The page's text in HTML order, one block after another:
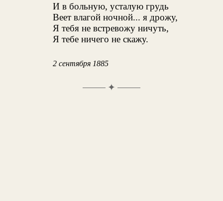
И в больную, усталую грудь
Веет влагой ночной... я дрожу,
Я тебя не встревожу ничуть,
Я тебе ничего не скажу.
2 сентября 1885
✦